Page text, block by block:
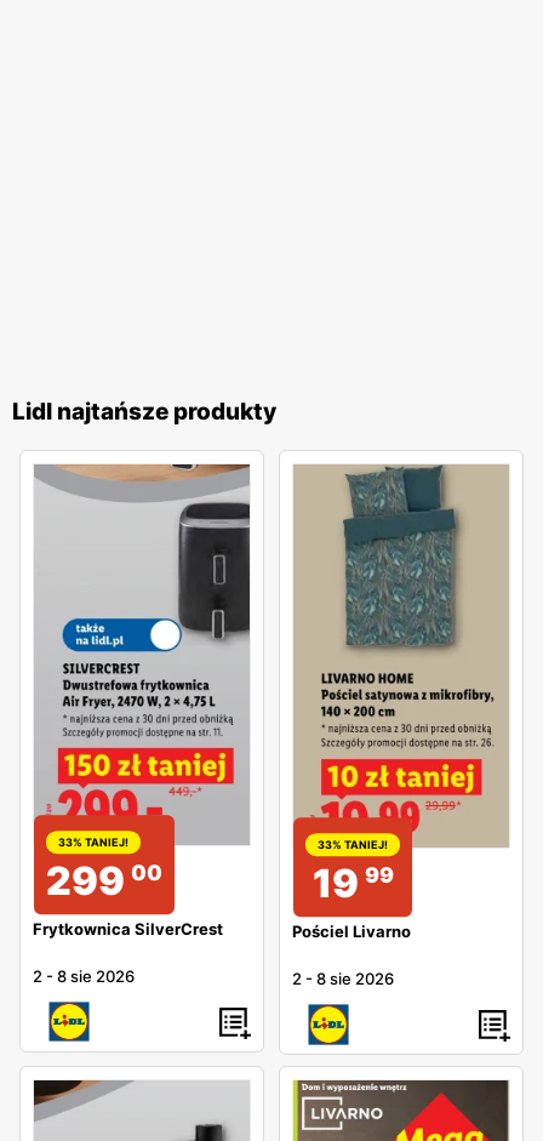
Lidl najtańsze produkty
33% TANIEJ!
299 00
Frytkownica SilverCrest
2 -8 sie 2026
33% TANIEJ!
19 99
Pościel Livarno
2 -8 sie 2026